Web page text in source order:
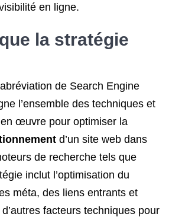
en ligne.
la stratégie
de Search Engine
l’ensemble des techniques et
œuvre pour optimiser la
d’un site web dans
de recherche tels que
inclut l’optimisation du
méta, des liens entrants et
facteurs techniques pour